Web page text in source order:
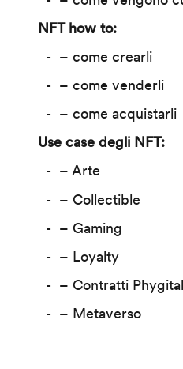
NFT how to:
– come crearli
– come venderli
– come acquistarli
Use case degli NFT:
– Arte
– Collectible
– Gaming
– Loyalty
– Contratti Phygital
– Metaverso